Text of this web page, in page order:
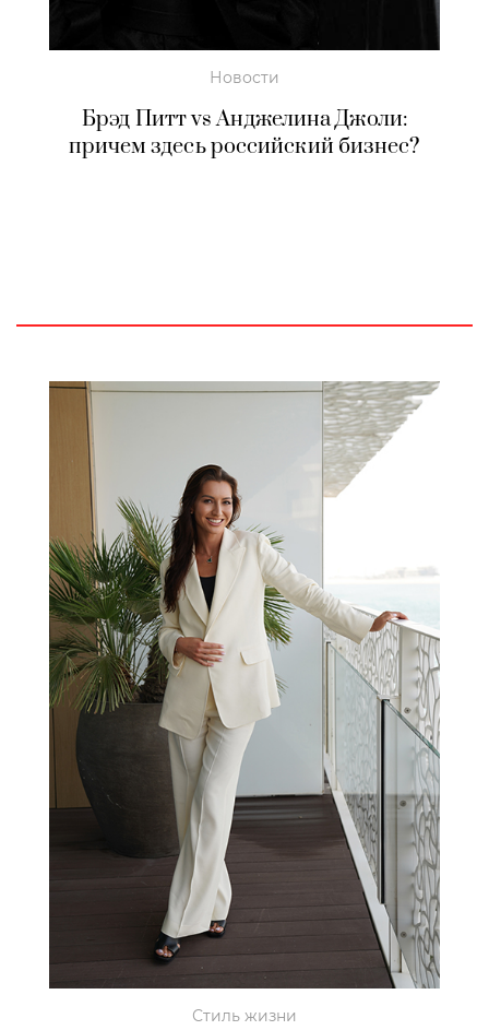
Новости
Брэд Питт vs Анджелина Джоли:
причем здесь российский бизнес?
Стиль жизни